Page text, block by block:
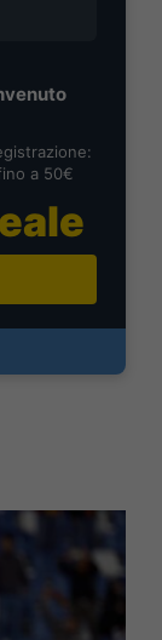
a 50€